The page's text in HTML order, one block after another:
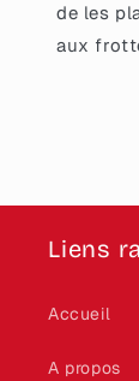
de les
aux
Liens
Accueil
A propos